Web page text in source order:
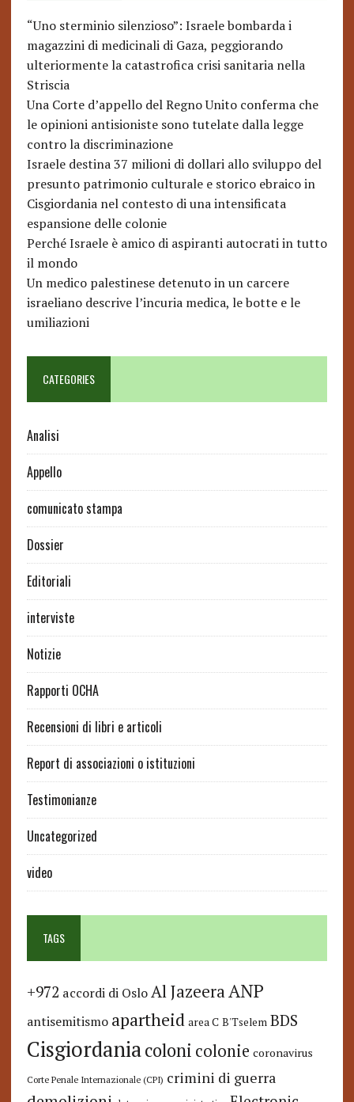
“Uno sterminio silenzioso”: Israele bombarda i
magazzini di medicinali di Gaza, peggiorando
ulteriormente la catastrofica crisi sanitaria nella
Striscia
Una Corte d’appello del Regno Unito conferma che
le opinioni antisioniste sono tutelate dalla legge
contro la discriminazione
Israele destina 37 milioni di dollari allo sviluppo del
presunto patrimonio culturale e storico ebraico in
Cisgiordania nel contesto di una intensificata
espansione delle colonie
Perché Israele è amico di aspiranti autocrati in tutto
il mondo
Un medico palestinese detenuto in un carcere
israeliano descrive l’incuria medica, le botte e le
umiliazioni
CATEGORIES
Analisi
Appello
comunicato stampa
Dossier
Editoriali
interviste
Notizie
Rapporti OCHA
Recensioni di libri e articoli
Report di associazioni o istituzioni
Testimonianze
Uncategorized
video
TAGS
+972 accordi di Oslo Al JazeeraANP
antisemitismo apartheid area C B'Tselem BDS
Cisgiordaniacoloni colonie coronavirus
Corte Penale Internazionale (CPI) crimini di guerra